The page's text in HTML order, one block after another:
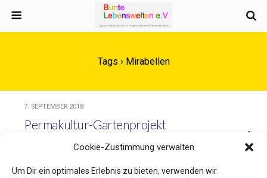
Cookie-Zustimmung verwalten
Um Dir ein optimales Erlebnis zu bieten, verwenden wir
Tags › Mirabellen
7. SEPTEMBER 2018
Permakultur-Gartenprojekt
September – Permaculture
Gardening Project in September